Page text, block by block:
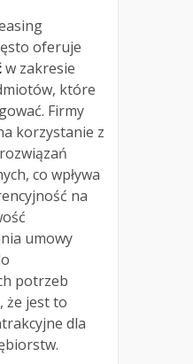
oferuje
w zakresie
które
Firmy
korzystanie z
co wpływa
na
umowy
potrzeb
że jest to
dla